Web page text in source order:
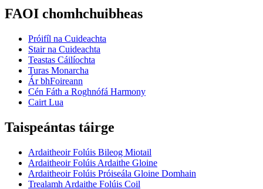
FAOI chomhchuibheas
Próifíl na Cuideachta
Stair na Cuideachta
Teastas Cáilíochta
Turas Monarcha
Ár bhFoireann
Cén Fáth a Roghnófá Harmony
Cairt Lua
Taispeántas táirge
Ardaitheoir Folúis Bileog Miotail
Ardaitheoir Folúis Ardaithe Gloine
Ardaitheoir Folúis Próiseála Gloine Domhain
Trealamh Ardaithe Folúis Coil